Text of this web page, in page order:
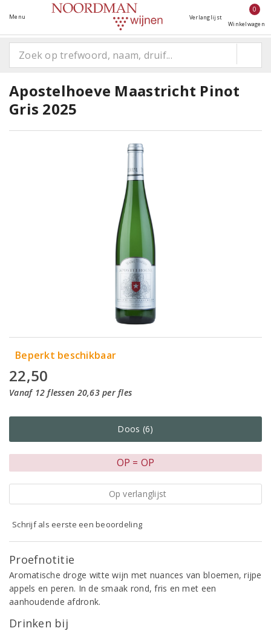
Menu Verlanglijst
0
Winkelwagen
Apostelhoeve Maastricht Pinot
Gris 2025
Beperkt beschikbaar
22,50
Vanaf 12 flessen 20,63 per fles
Doos (6)
OP = OP
Op verlanglijst
Schrijf als eerste een beoordeling
Proefnotitie
Aromatische droge witte wijn met nuances van bloemen, rijpe
appels en peren. In de smaak rond, fris en met een
aanhoudende afdronk.
Drinken bij